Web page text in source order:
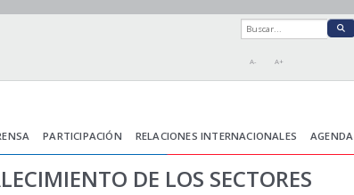
A- A+
PARTICIPACIÓN RELACIONES INTERNACIONALES AGENDA
DE LOS SECTORES